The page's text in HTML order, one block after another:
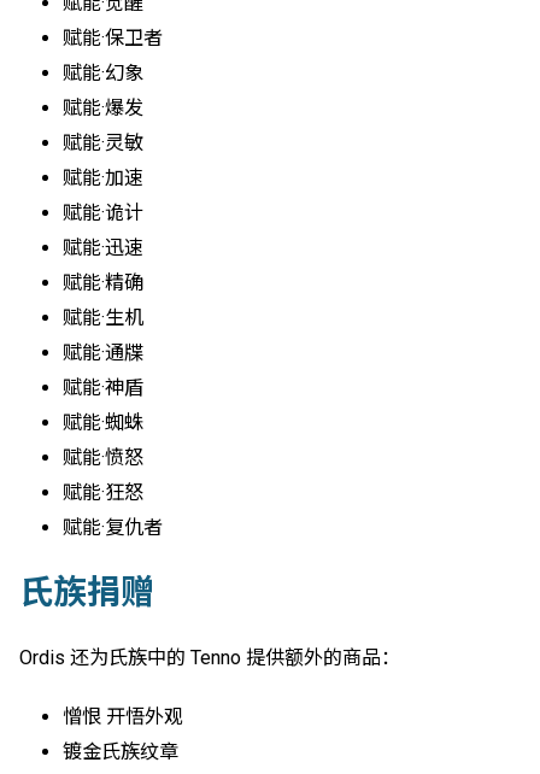
赋能·保卫者
赋能·幻象
赋能·爆发
赋能·灵敏
赋能·加速
赋能·诡计
赋能·迅速
赋能·精确
赋能·生机
赋能·通牒
赋能·神盾
赋能·蜘蛛
赋能·愤怒
赋能·狂怒
赋能·复仇者
氏族捐赠
Ordis 还为氏族中的 Tenno 提供额外的商品：
憎恨 开悟外观
镀金氏族纹章